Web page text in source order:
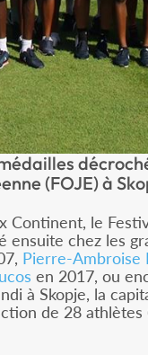
(FOJE) à
Continent, le
chez les
Pierre-Ambroise
en 2017, ou
à Skopje, la
de 28 athlètes